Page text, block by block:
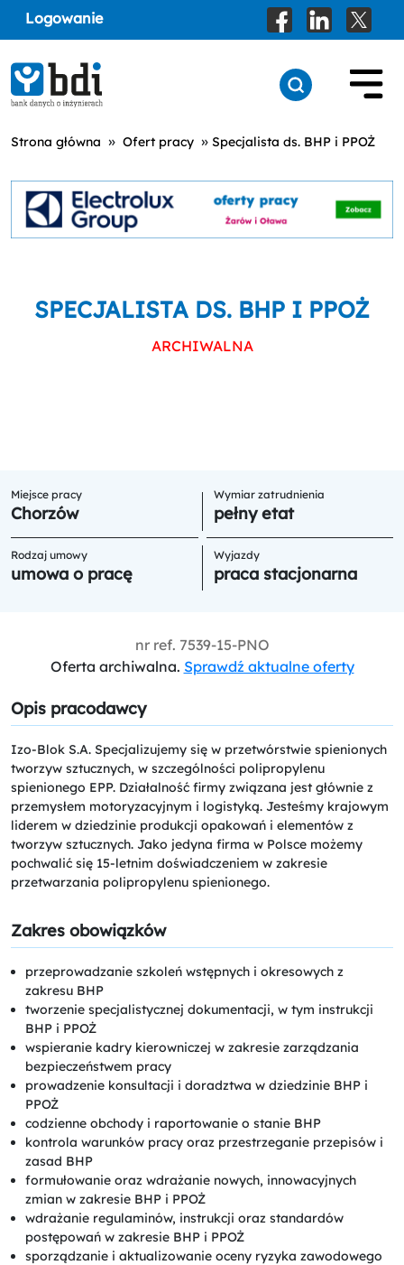
Logowanie
Strona główna » Ofert pracy » Specjalista ds. BHP i PPOŻ
SPECJALISTA DS. BHP I PPOŻ
ARCHIWALNA
Miejsce pracy
Chorzów
Wymiar zatrudnienia
pełny etat
Rodzaj umowy
umowa o pracę
Wyjazdy
praca stacjonarna
nr ref. 7539-15-PNO
Oferta archiwalna. Sprawdź aktualne oferty
Opis pracodawcy
Izo-Blok S.A. Specjalizujemy się w przetwórstwie spienionych
tworzyw sztucznych, w szczególności polipropylenu
spienionego EPP. Działalność firmy związana jest głównie z
przemysłem motoryzacyjnym i logistyką. Jesteśmy krajowym
liderem w dziedzinie produkcji opakowań i elementów z
tworzyw sztucznych. Jako jedyna firma w Polsce możemy
pochwalić się 15-letnim doświadczeniem w zakresie
przetwarzania polipropylenu spienionego.
Zakres obowiązków
przeprowadzanie szkoleń wstępnych i okresowych z
zakresu BHP
tworzenie specjalistycznej dokumentacji, w tym instrukcji
BHP i PPOŻ
wspieranie kadry kierowniczej w zakresie zarządzania
bezpieczeństwem pracy
prowadzenie konsultacji i doradztwa w dziedzinie BHP i
PPOŻ
codzienne obchody i raportowanie o stanie BHP
kontrola warunków pracy oraz przestrzeganie przepisów i
zasad BHP
formułowanie oraz wdrażanie nowych, innowacyjnych
zmian w zakresie BHP i PPOŻ
wdrażanie regulaminów, instrukcji oraz standardów
postępowań w zakresie BHP i PPOŻ
sporządzanie i aktualizowanie oceny ryzyka zawodowego